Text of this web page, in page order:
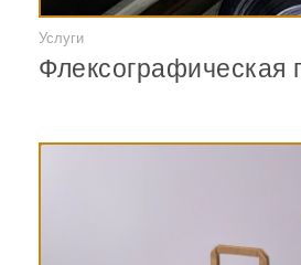
Услуги
Флексографическая